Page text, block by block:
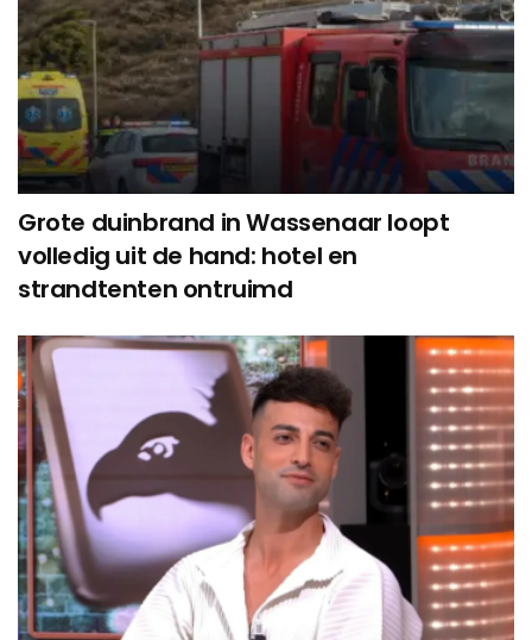
Grote duinbrand in Wassenaar loopt
volledig uit de hand: hotel en
strandtenten ontruimd